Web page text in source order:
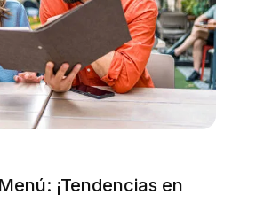
¡Tendencias en